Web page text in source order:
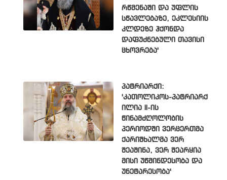
რწმენაში და უფლის
სწავლებაზე, ეკლესიის
კლდეზე ჰქონდა
დაფუძნებული თავისი
ცხოვრება'
პატრიარქი:
'კათოლიკოს-პატრიარქ
ილია II-ის
წინამძღოლობის
პერიოდში ვერცერთმა
ქარიშხალმა ვერ
შეაშინა, ვერ შეარყია
მისი უწმინდესობა და
უნეტარესობა'